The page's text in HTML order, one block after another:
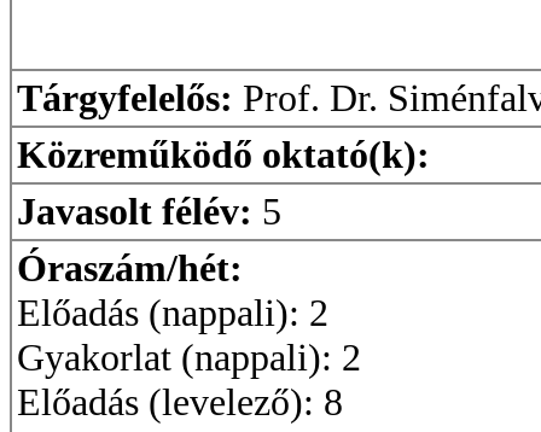
Tárgyfelelős: Prof. Dr.
Közreműködő oktató(k):
Javasolt félév: 5
Óraszám/hét:
Előadás (nappali): 2
Gyakorlat (nappali): 2
Előadás (levelező): 8